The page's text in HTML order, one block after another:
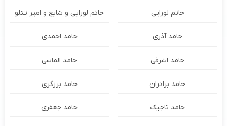
حاتم لورایی حاتم لورایی و شایع و امیر تتلو
حامد آذری حامد احمدی
حامد اشرفی حامد الماسی
حامد برادران حامد برزگری
حامد تاجیک حامد جعفری